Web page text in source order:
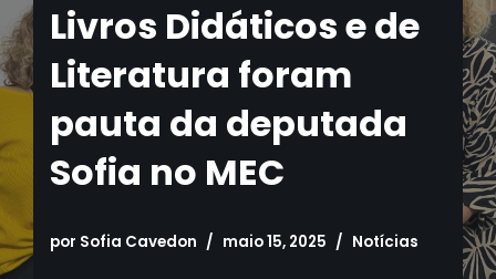
Livros Didáticos e de
Literatura foram
pauta da deputada
Sofia no MEC
por Sofia Cavedon maio 15, 2025 Notícias